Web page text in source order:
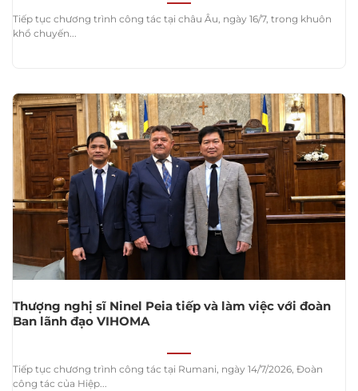
Tiếp tục chương trình công tác tại châu Âu, ngày 16/7, trong khuôn
khổ chuyến...
Thượng nghị sĩ Ninel Peia tiếp và làm việc với đoàn
Ban lãnh đạo VIHOMA
Tiếp tục chương trình công tác tại Rumani, ngày 14/7/2026, Đoàn
công tác của Hiệp...